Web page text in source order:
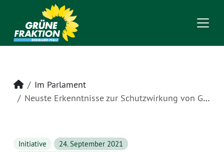
Startseite
Im Parlament
Neuste Erkenntnisse zur Schutzwirkung von Gewässerrandstreifen
Initiative
24. September 2021